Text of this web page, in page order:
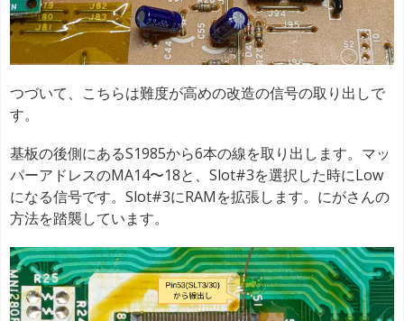
つづいて、こちらは難度が高めの改造の信号の取り出しで
す。
基板の後側にあるS1985から6本の線を取り出します。マッ
パーアドレスのMA14〜18と、Slot#3を選択した時にLow
になる信号です。Slot#3にRAMを拡張します。にがさんの
方法を踏襲しています。